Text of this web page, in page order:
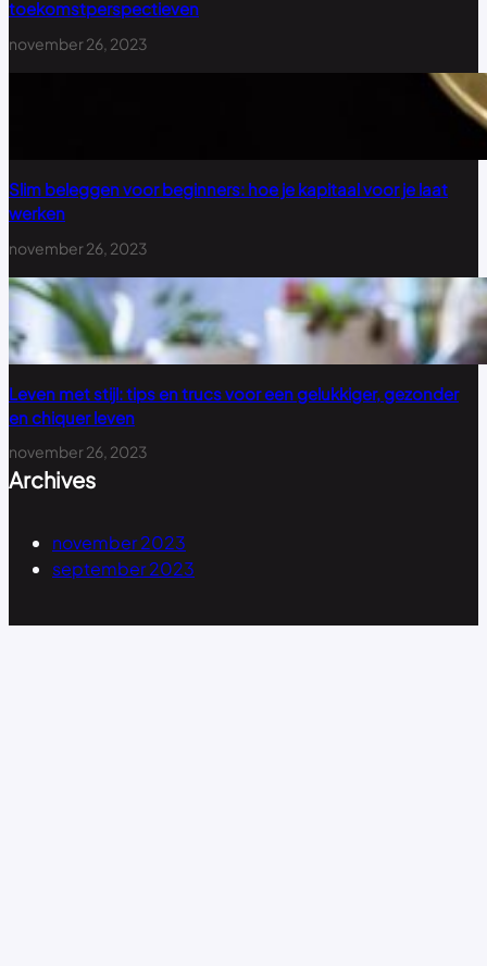
toekomstperspectieven
november 26, 2023
Slim beleggen voor beginners: hoe je kapitaal voor je laat
werken
november 26, 2023
Leven met stijl: tips en trucs voor een gelukkiger, gezonder
en chiquer leven
november 26, 2023
Archives
november 2023
september 2023